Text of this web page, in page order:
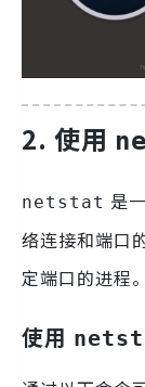
2. 使用
netstat 是
络连接和端口
定端口的进程。
使用